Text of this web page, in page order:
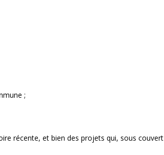
;
récente, et bien des projets qui, sous couvert